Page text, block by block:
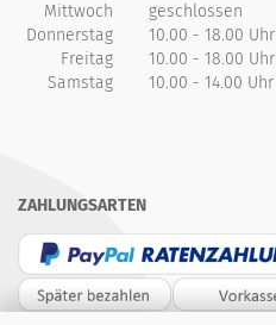
Mittwoch
geschlossen
Donnerstag
10.00 - 18.00 Uhr
Freitag
10.00 - 18.00 Uhr
Samstag
10.00 - 14.00 Uhr
ZAHLUNGSARTEN